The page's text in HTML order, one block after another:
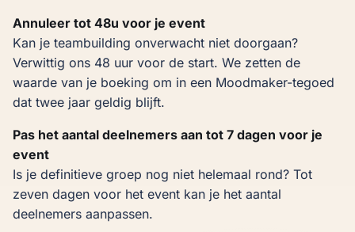
Annuleer tot 48u voor je event
Kan je teambuilding onverwacht niet doorgaan?
Verwittig ons 48 uur voor de start. We zetten de
waarde van je boeking om in een Moodmaker-tegoed
dat twee jaar geldig blijft.
Pas het aantal deelnemers aan tot 7 dagen voor je
event
Is je definitieve groep nog niet helemaal rond? Tot
zeven dagen voor het event kan je het aantal
deelnemers aanpassen.